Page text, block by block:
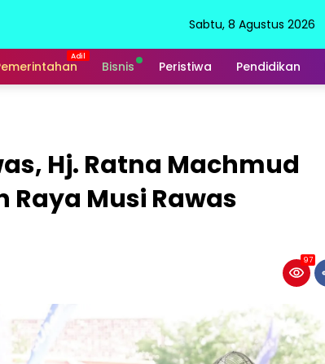
Sabtu, 8 Agustus 2026
Bisnis Peristiwa Pendidikan
Hj. Ratna Machmud
Raya Musi Rawas
97